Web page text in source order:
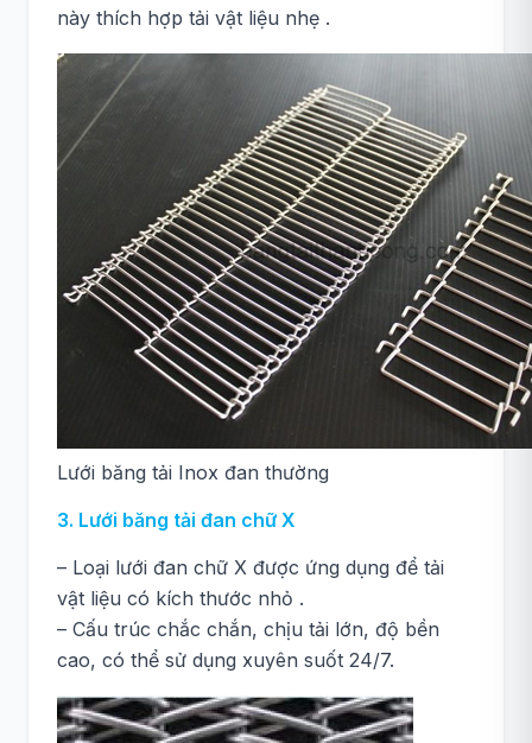
này thích hợp tải vật liệu nhẹ .
Lưới băng tải Inox đan thường
3. Lưới băng tải đan chữ X
– Loại lưới đan chữ X được ứng dụng để tải
vật liệu có kích thước nhỏ .
– Cấu trúc chắc chắn, chịu tải lớn, độ bền
cao, có thể sử dụng xuyên suốt 24/7.